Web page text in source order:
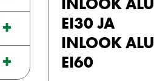
EI30 JA
INLOOK ALU
EI60